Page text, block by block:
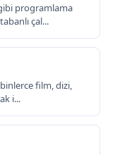
programlama
çal...
film, dizi,
i...